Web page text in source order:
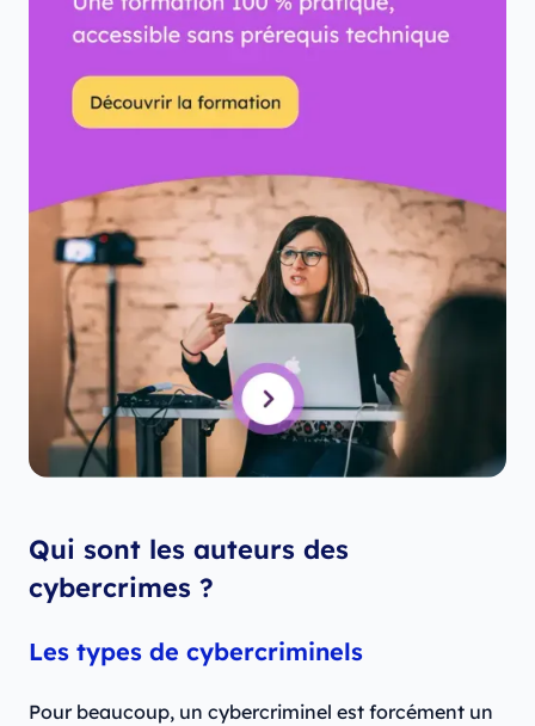
Qui sont les auteurs des
cybercrimes ?
Les types de cybercriminels
Pour beaucoup, un cybercriminel est forcément un